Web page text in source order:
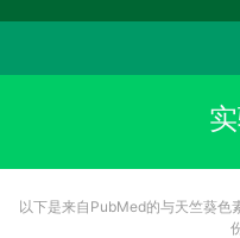
以下是来自PubMed的与天竺葵色